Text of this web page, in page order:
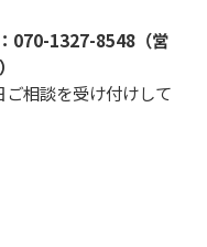
070-1327-8548（営
相談を受け付けして